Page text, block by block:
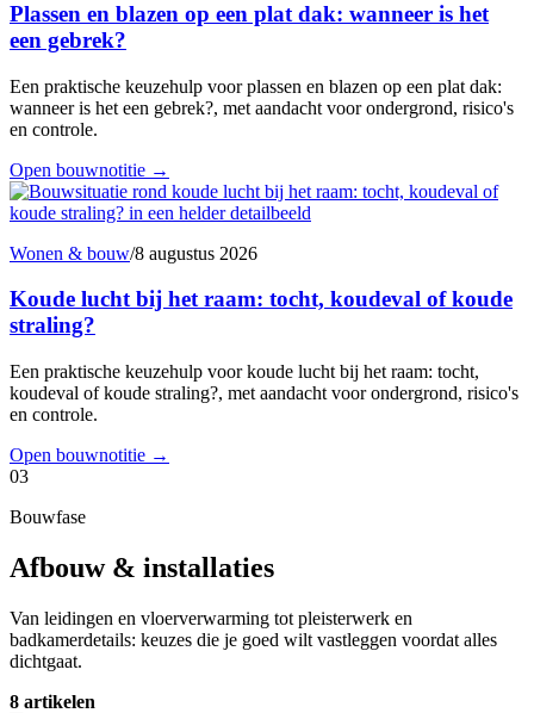
Plassen en blazen op een plat dak: wanneer is het
een gebrek?
Een praktische keuzehulp voor plassen en blazen op een plat dak:
wanneer is het een gebrek?, met aandacht voor ondergrond, risico's
en controle.
Open bouwnotitie →
Wonen & bouw/8 augustus 2026
Koude lucht bij het raam: tocht, koudeval of koude
straling?
Een praktische keuzehulp voor koude lucht bij het raam: tocht,
koudeval of koude straling?, met aandacht voor ondergrond, risico's
en controle.
Open bouwnotitie →
03
Bouwfase
Afbouw & installaties
Van leidingen en vloerverwarming tot pleisterwerk en
badkamerdetails: keuzes die je goed wilt vastleggen voordat alles
dichtgaat.
8 artikelen